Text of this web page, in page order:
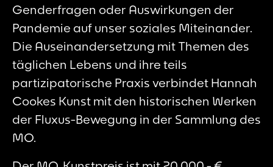
Genderfragen oder Auswirkungen der
Pandemie auf unser soziales Miteinander.
Die Auseinandersetzung mit Themen des
täglichen Lebens und ihre teils
partizipatorische Praxis verbindet Hannah
Cookes Kunst mit den historischen Werken
der Fluxus-Bewegung in der Sammlung des
MO.